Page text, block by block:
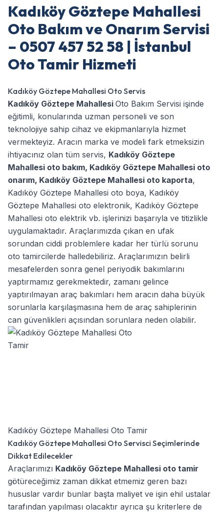
Kadıköy Göztepe Mahallesi
Oto Bakım ve Onarım Servisi
– 0507 457 52 58 | İstanbul
Oto Tamir Hizmeti
Kadıköy Göztepe Mahallesi Oto Servis
Kadıköy Göztepe Mahallesi Oto Bakım Servisi işinde
eğitimli, konularında uzman personeli ve son
teknolojiye sahip cihaz ve ekipmanlarıyla hizmet
vermekteyiz. Aracın marka ve modeli fark etmeksizin
ihtiyacınız olan tüm servis, Kadıköy Göztepe
Mahallesi oto bakım, Kadıköy Göztepe Mahallesi oto
onarım, Kadıköy Göztepe Mahallesi oto kaporta,
Kadıköy Göztepe Mahallesi oto boya, Kadıköy
Göztepe Mahallesi oto elektronik, Kadıköy Göztepe
Mahallesi oto elektrik vb. işlerinizi başarıyla ve titizlikle
uygulamaktadır. Araçlarımızda çıkan en ufak
sorundan ciddi problemlere kadar her türlü sorunu
oto tamircilerde halledebiliriz. Araçlarımızın belirli
mesafelerden sonra genel periyodik bakımlarını
yaptırmamız gerekmektedir, zamanı gelince
yaptırılmayan araç bakımları hem aracın daha büyük
sorunlarla karşılaşmasına hem de araç sahiplerinin
can güvenlikleri açısından sorunlara neden olabilir.
Kadıköy Göztepe Mahallesi Oto Tamir
Kadıköy Göztepe Mahallesi Oto Servisci Seçimlerinde
Dikkat Edilecekler
Araçlarımızı Kadıköy Göztepe Mahallesi oto tamir
götüreceğimiz zaman dikkat etmemiz geren bazı
hususlar vardır bunlar başta maliyet ve işin ehil ustalar
tarafından yapılması olacaktır ayrıca şu kriterlere de